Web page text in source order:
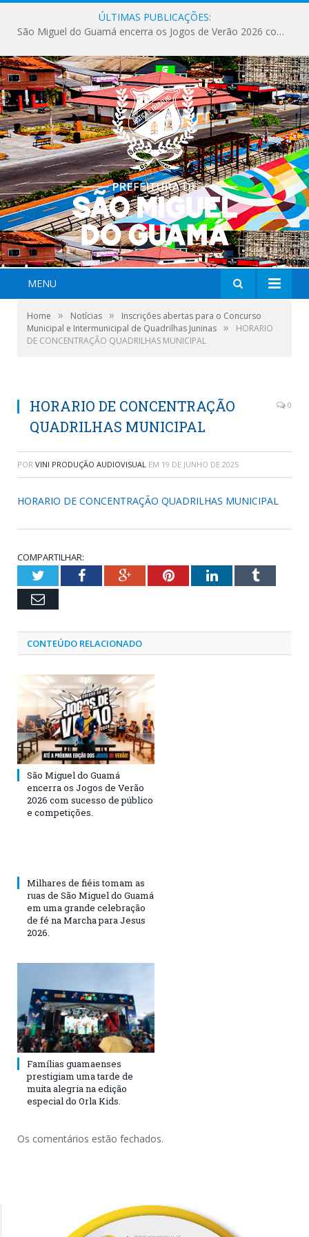
ÚLTIMAS PUBLICAÇÕES:
Milhares de fiéis tomam as ruas de São Miguel do Guamá em uma grande celebração de fé na Marcha para Jesus 2026.
MENU
Home » Notícias »
Inscrições abertas para o Concurso
Municipal e Intermunicipal de Quadrilhas Juninas »
HORARIO
DE CONCENTRAÇÃO QUADRILHAS MUNICIPAL
HORARIO DE CONCENTRAÇÃO
QUADRILHAS MUNICIPAL
0
POR VINI PRODUÇÃO AUDIOVISUAL EM 19 DE JUNHO DE 2025
HORARIO DE CONCENTRAÇÃO QUADRILHAS MUNICIPAL
COMPARTILHAR:
TwitterFacebookGoogle+PinterestLinkedInTumblr
Email
CONTEÚDO RELACIONADO
São Miguel do Guamá
encerra os Jogos de Verão
2026 com sucesso de público
e competições.
Milhares de fiéis tomam as
ruas de São Miguel do Guamá
em uma grande celebração
de fé na Marcha para Jesus
2026.
Famílias guamaenses
prestigiam uma tarde de
muita alegria na edição
especial do Orla Kids.
Os comentários estão fechados.